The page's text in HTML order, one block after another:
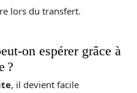
lors du transfert.
on espérer grâce à
?
, il devient facile